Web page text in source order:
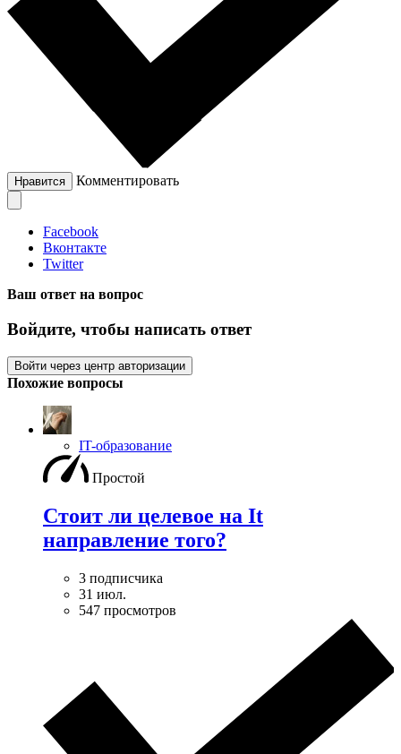
Нравится Комментировать
Facebook
Вконтакте
Twitter
Ваш ответ на вопрос
Войдите, чтобы написать ответ
Войти через центр авторизации
Похожие вопросы
IT-образование
Простой
Стоит ли целевое на It
направление того?
3 подписчика
31 июл.
547 просмотров